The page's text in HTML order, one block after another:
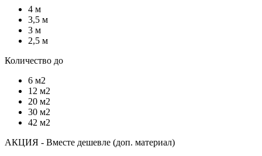
4 м
3,5 м
3 м
2,5 м
Количество до
6 м2
12 м2
20 м2
30 м2
42 м2
АКЦИЯ - Вместе дешевле (доп. материал)